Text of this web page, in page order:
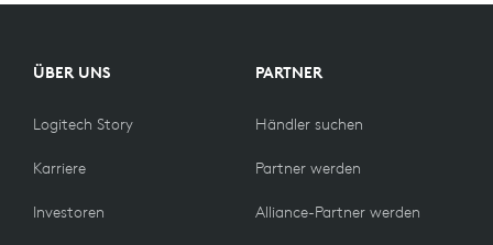
VERGLEICHEN
ÜBER UNS
Logitech Story
Karriere
Investoren
PARTNER
Händler suchen
Partner werden
Alliance-Partner werden